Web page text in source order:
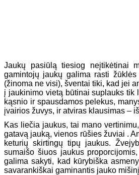
Jaukų pasiūlą tiesiog neįtikėtinai
gamintojų jaukų galima rasti
(žinoma ne visi), šventai tiki, kad jei
į jaukinimo vietą būtinai suplauks
kąsnio ir spausdamos pelekus,
įvairios žuvys, ir atviras klausimas –
Kas liečia jaukus, tai mano
gatavą jauką, vienos rūšies žuviai .
keturių skirtingų tipų jaukus.
sumaišo šiuos jaukus
galima sakyti, kad kūrybiška
savarankiškai gaminantis jauko